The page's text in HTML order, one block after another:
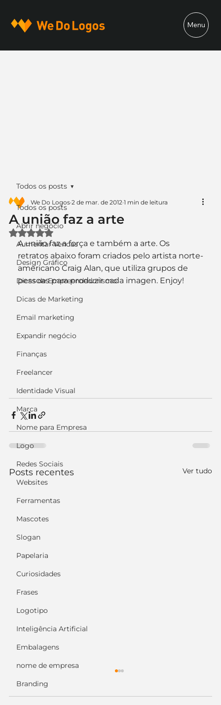
Menu
Todos os posts
Abrir negócio
Aumentar Vendas
Design Gráfico
Dicas de Empreendedorismo
Dicas de Marketing
Email marketing
Expandir negócio
Finanças
Freelancer
Identidade Visual
Marca
Nome para Empresa
Logo
Redes Sociais
Websites
Ferramentas
Mascotes
Slogan
Papelaria
Curiosidades
Frases
Logotipo
Inteligência Artificial
Embalagens
nome de empresa
Branding
Todos os posts
A união faz a arte
We Do Logos 2 de mar. de 2012 1 min de leitura
Avaliado com NaN de 5 estrelas.
A união faz a força e também a arte. Os
retratos abaixo foram criados pelo artista norte-
americano Craig Alan, que utiliza grupos de
pessoas para produzir cada imagen. Enjoy!
Posts recentes Ver tudo